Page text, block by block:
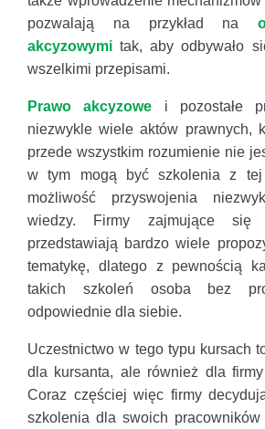
pozwalają na przykład na
akcyzowymi tak, aby odbywało
wszelkimi przepisami.
Prawo akcyzowe i pozostałe
niezwykle wiele aktów prawnych,
przede wszystkim rozumienie nie
w tym mogą być szkolenia z tej
możliwość przyswojenia
wiedzy. Firmy zajmujące się
przedstawiają bardzo wiele
tematykę, dlatego z pewnością
takich szkoleń osoba bez
odpowiednie dla siebie.
Uczestnictwo w tego typu kursach
dla kursanta, ale również dla
Coraz częściej więc firmy
szkolenia dla swoich